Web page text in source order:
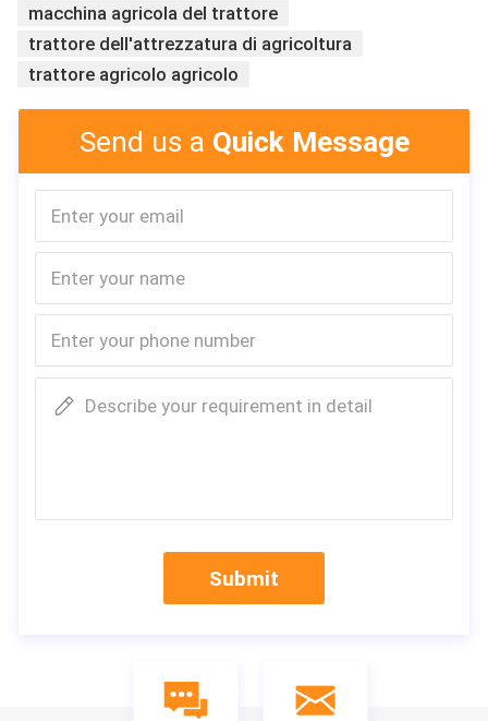
macchina agricola del trattore
trattore dell'attrezzatura di agricoltura
trattore agricolo agricolo
Send us a Quick Message
Describe your requirement in detail
Submit